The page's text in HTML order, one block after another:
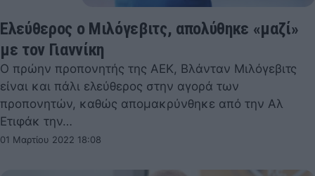
Ελεύθερος ο Μιλόγεβιτς, απολύθηκε «μαζί»
με τον Γιαννίκη
Ο πρώην προπονητής της ΑΕΚ, Βλάνταν Μιλόγεβιτς
είναι και πάλι ελεύθερος στην αγορά των
προπονητών, καθώς απομακρύνθηκε από την Αλ
Ετιφάκ την…
01 Μαρτίου 2022 18:08